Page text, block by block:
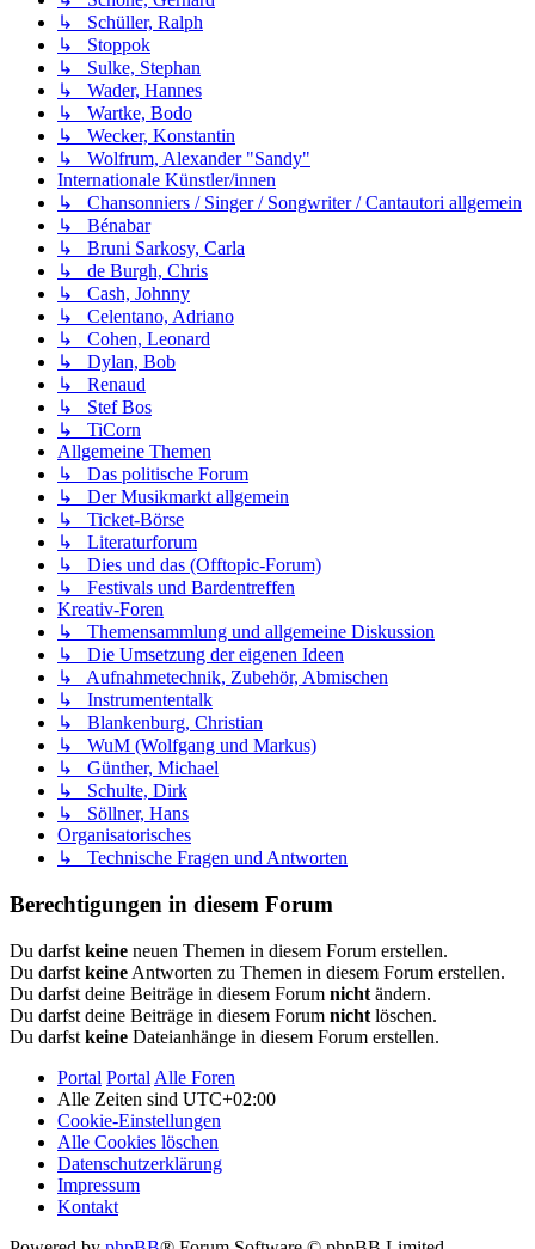
↳ Schüller, Ralph
↳ Stoppok
↳ Sulke, Stephan
↳ Wader, Hannes
↳ Wartke, Bodo
↳ Wecker, Konstantin
↳ Wolfrum, Alexander "Sandy"
Internationale Künstler/innen
↳ Chansonniers / Singer / Songwriter / Cantautori allgemein
↳ Bénabar
↳ Bruni Sarkosy, Carla
↳ de Burgh, Chris
↳ Cash, Johnny
↳ Celentano, Adriano
↳ Cohen, Leonard
↳ Dylan, Bob
↳ Renaud
↳ Stef Bos
↳ TiCorn
Allgemeine Themen
↳ Das politische Forum
↳ Der Musikmarkt allgemein
↳ Ticket-Börse
↳ Literaturforum
↳ Dies und das (Offtopic-Forum)
↳ Festivals und Bardentreffen
Kreativ-Foren
↳ Themensammlung und allgemeine Diskussion
↳ Die Umsetzung der eigenen Ideen
↳ Aufnahmetechnik, Zubehör, Abmischen
↳ Instrumententalk
↳ Blankenburg, Christian
↳ WuM (Wolfgang und Markus)
↳ Günther, Michael
↳ Schulte, Dirk
↳ Söllner, Hans
Organisatorisches
↳ Technische Fragen und Antworten
Berechtigungen in diesem Forum
Du darfst keine neuen Themen in diesem Forum erstellen.
Du darfst keine Antworten zu Themen in diesem Forum erstellen.
Du darfst deine Beiträge in diesem Forum nicht ändern.
Du darfst deine Beiträge in diesem Forum nicht löschen.
Du darfst keine Dateianhänge in diesem Forum erstellen.
Portal Portal Alle Foren
Alle Zeiten sind UTC+02:00
Cookie-Einstellungen
Alle Cookies löschen
Datenschutzerklärung
Impressum
Kontakt